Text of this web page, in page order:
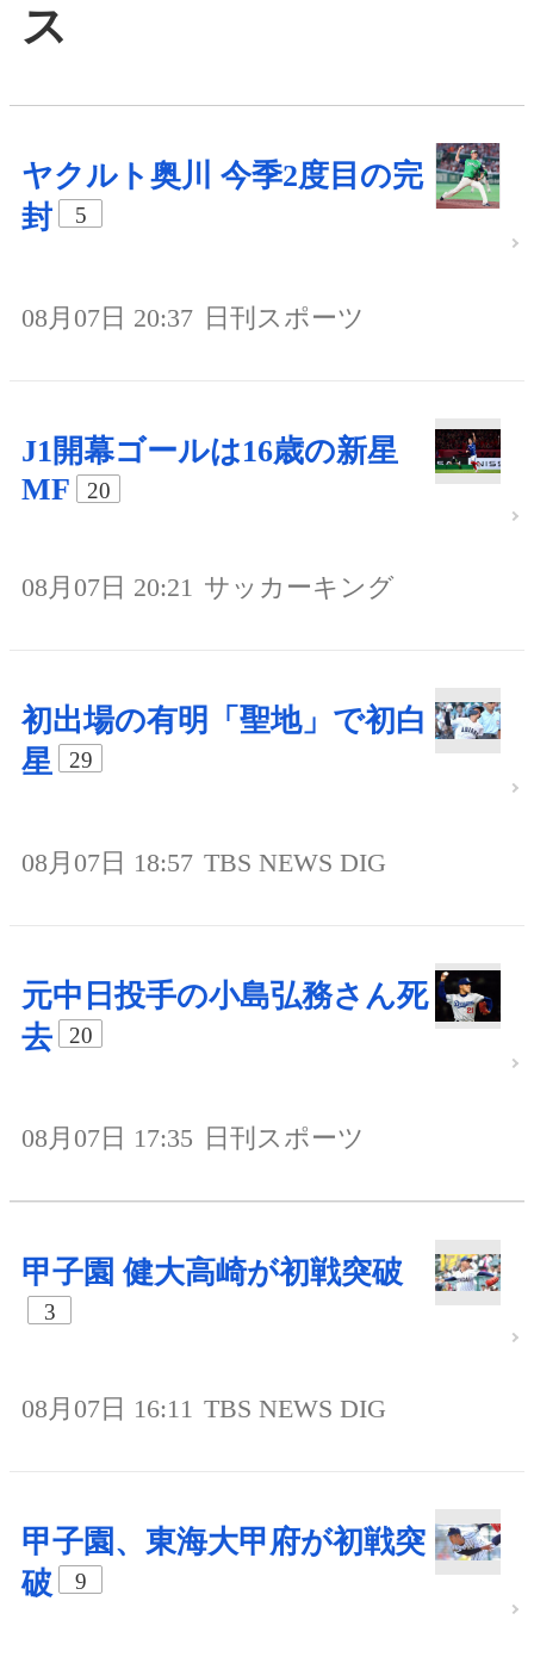
ス
ヤクルト奥川 今季2度目の完
封
5
08月07日 20:37 日刊スポーツ
J1開幕ゴールは16歳の新星
MF
20
08月07日 20:21 サッカーキング
初出場の有明「聖地」で初白
星
29
08月07日 18:57 TBS NEWS DIG
元中日投手の小島弘務さん死
去
20
08月07日 17:35 日刊スポーツ
甲子園 健大高崎が初戦突破
3
08月07日 16:11 TBS NEWS DIG
甲子園、東海大甲府が初戦突
破
9